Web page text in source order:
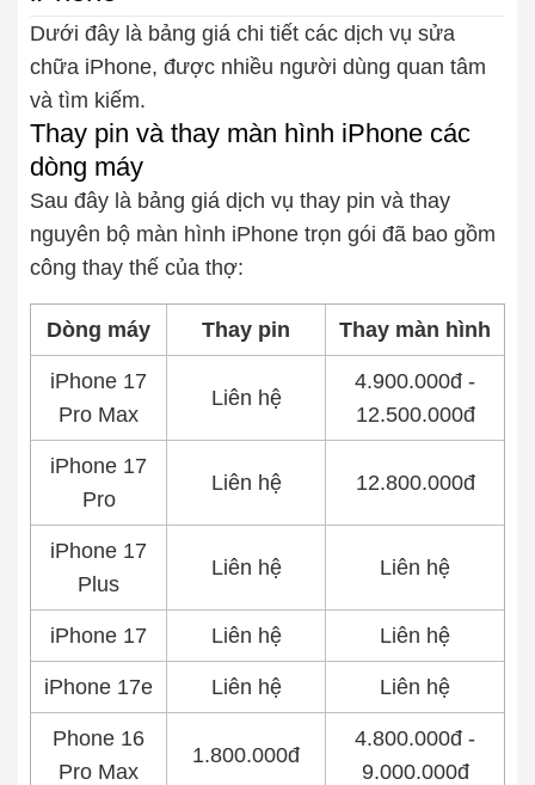
Thay pin
Pin iPhone Pin Samsumg Pin Oppo Pin Xiaomi
Pin Realme
Vỏ iPhone Vỏ Samsung Vỏ Xiaomi Vỏ Oppo
Vỏ Huawei Vỏ Vivo
Dưới đây là bảng giá chi tiết các dịch vụ sửa
chữa iPhone, được nhiều người dùng quan tâm
và tìm kiếm.
Thay pin và thay màn hình iPhone các
dòng máy
Sau đây là bảng giá dịch vụ thay pin và thay
nguyên bộ màn hình iPhone trọn gói đã bao gồm
công thay thế của thợ:
Dòng máy Thay pin Thay màn hình
iPhone 17
Pro Max
Liên hệ
4.900.000đ -
12.500.000đ
iPhone 17
Pro
Liên hệ 12.800.000đ
iPhone 17
Plus
Liên hệ Liên hệ
iPhone 17 Liên hệ Liên hệ
iPhone 17e Liên hệ Liên hệ
Phone 16
Pro Max
1.800.000đ
4.800.000đ -
9.000.000đ